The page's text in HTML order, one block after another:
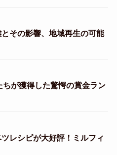
その影響、地域再生の可能
が獲得した驚愕の賞金ラン
レシピが大好評！ミルフィ